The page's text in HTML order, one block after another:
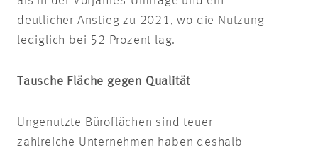
deutlicher Anstieg zu 2021, wo die Nutzung
lediglich bei 52 Prozent lag.
Tausche Fläche gegen Qualität
Ungenutzte Büroflächen sind teuer –
zahlreiche Unternehmen haben deshalb